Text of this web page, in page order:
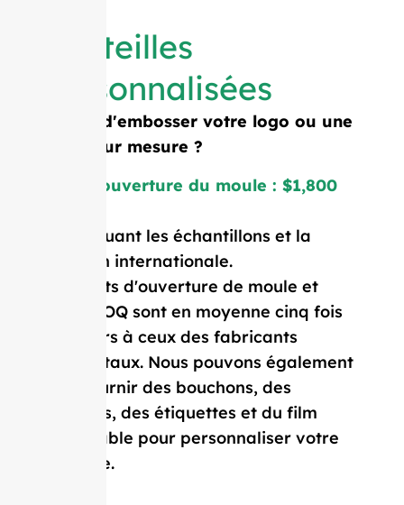
Bouteilles
personnalisées
Besoin d'embosser votre logo ou une
forme sur mesure ?
Coût d'ouverture du moule : $1,800
Prix incluant les échantillons et la
livraison internationale.
Nos coûts d'ouverture de moule et
notre MOQ sont en moyenne cinq fois
inférieurs à ceux des fabricants
occidentaux. Nous pouvons également
vous fournir des bouchons, des
capsules, des étiquettes et du film
rétractable pour personnaliser votre
bouteille.